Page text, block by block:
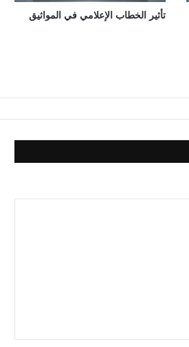
تأثير الخطاب الإعلامي في المواثيق